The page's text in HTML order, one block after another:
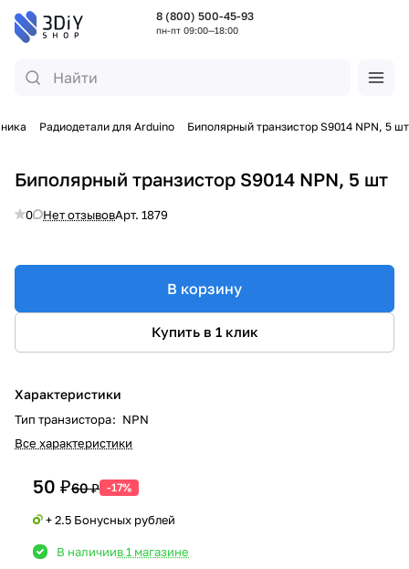
8 (800) 500-45-93
пн-пт 09:00—18:00
Радиодетали для Arduino Биполярный транзистор S9014 NPN, 5 шт
Биполярный транзистор S9014 NPN, 5 шт
0 Нет отзывовАрт. 1879
В корзину
Купить в 1 клик
Характеристики
Тип транзистора: NPN
Все характеристики
50 ₽60 ₽ -17%
+ 2.5 Бонусных рублей
В наличиив 1 магазине